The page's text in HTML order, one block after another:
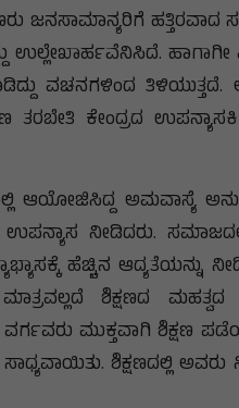
ಹತ್ತಿರವಾದ
ಉಲ್ಲೇಖಾರ್ಹವೆನಿಸಿದೆ.
ವಚನಗಳಿಂದ ತಿಳಿಯುತ್ತದೆ.
ತರಬೇತಿ ಕೇಂದ್ರದ
ಆಯೋಜಿಸಿದ್ದ ಅಮವಾಸ್ಯೆ
ಉಪನ್ಯಾಸ ನೀಡಿದರು.
ಹೆಚ್ಚಿನ ಆದ್ಯತೆಯನ್ನು
ಶಿಕ್ಷಣದ ಮಹತ್ವದ
ಮುಕ್ತವಾಗಿ ಶಿಕ್ಷಣ
ಶಿಕ್ಷಣದಲ್ಲಿ